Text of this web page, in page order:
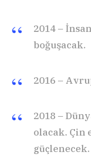
2014 –
boğuşacak.
2016 –
2018 –
olacak. Çin
güçlenecek.